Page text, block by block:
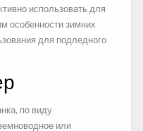
использовать для
особенности зимних
для подледного
по виду
или